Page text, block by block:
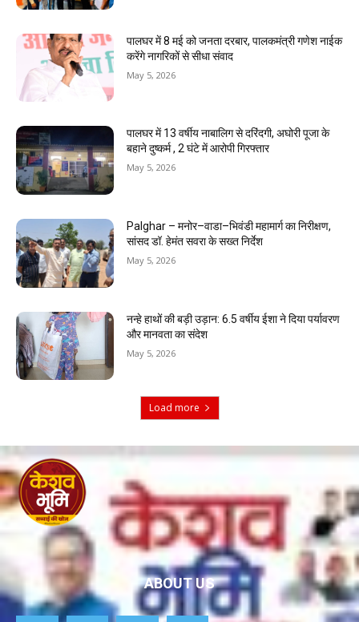
पालघर में 8 मई को जनता दरबार, पालकमंत्री गणेश नाईक
करेंगे नागरिकों से सीधा संवाद
May 5, 2026
पालघर में 13 वर्षीय नाबालिग से दरिंदगी, अघोरी पूजा के
बहाने दुष्कर्म , 2 घंटे में आरोपी गिरफ्तार
May 5, 2026
Palghar – मनोर–वाडा–भिवंडी महामार्ग का निरीक्षण,
सांसद डॉ. हेमंत सवरा के सख्त निर्देश
May 5, 2026
नन्हे हाथों की बड़ी उड़ान: 6.5 वर्षीय ईशा ने दिया पर्यावरण
और मानवता का संदेश
May 5, 2026
Load more
ABOUT US